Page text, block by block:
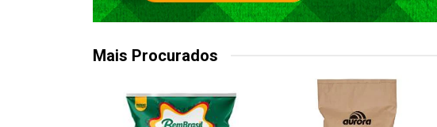
Mais Procurados